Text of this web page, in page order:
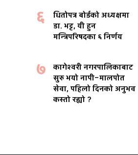
६
धितोपत्र बोर्डको अध्यक्षमा
डा. भट्ट, यी हुन
मन्त्रिपरिषदका ६ निर्णय
७
कागेश्वरी नगरपालिकाबाट
सुरु भयो नापी–मालपोत
सेवा, पहिलो दिनको अनुभव
कस्तो रह्यो ?